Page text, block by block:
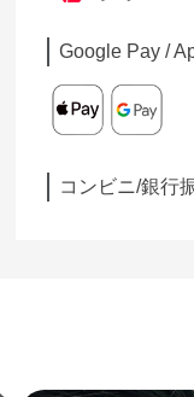
Google Pay /
コンビニ/銀行